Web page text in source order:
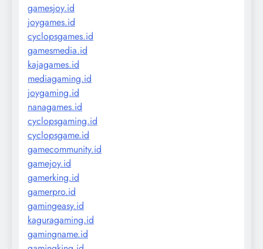
gamesjoy.id
joygames.id
cyclopsgames.id
gamesmedia.id
kajagames.id
mediagaming.id
joygaming.id
nanagames.id
cyclopsgaming.id
cyclopsgame.id
gamecommunity.id
gamejoy.id
gamerking.id
gamerpro.id
gamingeasy.id
kaguragaming.id
gamingname.id